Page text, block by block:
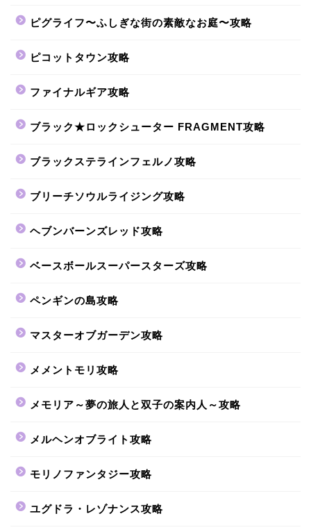
ピグライフ〜ふしぎな街の素敵なお庭〜攻略
ピコットタウン攻略
ファイナルギア攻略
ブラック★ロックシューター FRAGMENT攻略
ブラックステラインフェルノ攻略
ブリーチソウルライジング攻略
ヘブンバーンズレッド攻略
ベースボールスーパースターズ攻略
ペンギンの島攻略
マスターオブガーデン攻略
メメントモリ攻略
メモリア～夢の旅人と双子の案内人～攻略
メルヘンオブライト攻略
モリノファンタジー攻略
ユグドラ・レゾナンス攻略